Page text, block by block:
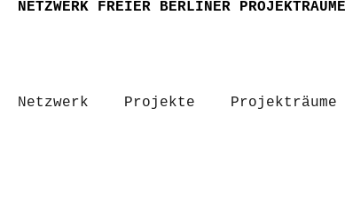
NETZWERK FREIER BERLINER
Netzwerk Projekte